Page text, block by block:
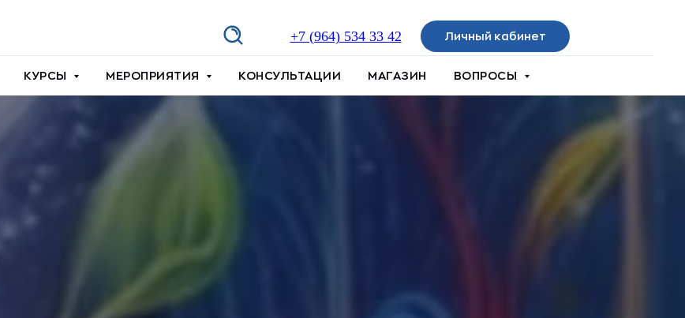
+7 (964) 534 33 42 Личный кабинет
КУРСЫ МЕРОПРИЯТИЯ КОНСУЛЬТАЦИИ МАГАЗИН ВОПРОСЫ